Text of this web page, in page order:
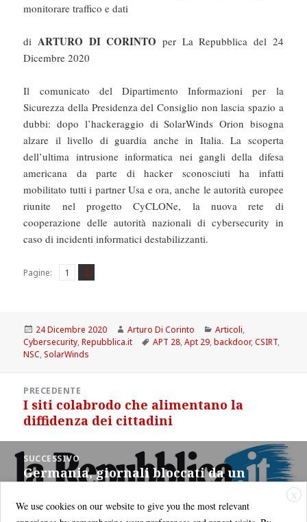
monitorare traffico e dati
di ARTURO DI CORINTO per La Repubblica del 24
Dicembre 2020
Il comunicato del Dipartimento Informazioni per la
Sicurezza della Presidenza del Consiglio non lascia spazio a
dubbi: dopo l’hackeraggio di SolarWinds Orion bisogna
alzare il livello di guardia anche in Italia. La scoperta
dell’ultima intrusione informatica nei gangli della difesa
americana da parte di hacker sconosciuti ha infatti
mobilitato tutti i partner Usa e ora, anche le autorità europee
riunite nel progetto CyCLONe, la nuova rete di
cooperazione delle autorità nazionali di cybersecurity in
caso di incidenti informatici destabilizzanti.
Pagine: Pagina
1 ,
Pagina
2
Scritto
il
24 Dicembre 2020 Autore
Arturo Di Corinto Categorie
Articoli,
Cybersecurity,Repubblica.it Tag
APT 28,Apt 29,backdoor,CSIRT,
NSC,SolarWinds
articoliPRECEDENTE
Articolo
precedente:
I siti colabrodo che alimentano la
diffidenza dei cittadini
SUCCESSIVO
Articolo
Germania, giornali bloccati da un
X
We use cookies on our website to give you the most relevant